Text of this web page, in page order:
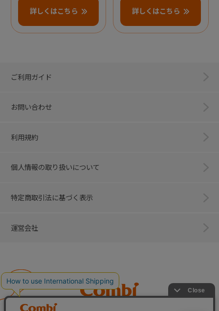
詳しくはこちら 詳しくはこちら
ご利用ガイド
お問い合わせ
利用規約
個人情報の取り扱いについて
特定商取引法に基づく表示
運営会社